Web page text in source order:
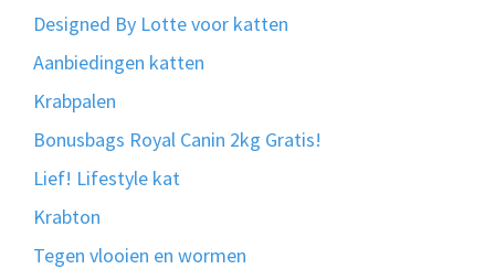
Designed By Lotte voor katten
Aanbiedingen katten
Krabpalen
Bonusbags Royal Canin 2kg Gratis!
Lief! Lifestyle kat
Krabton
Tegen vlooien en wormen